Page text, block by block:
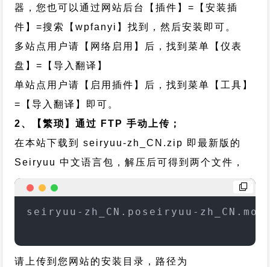
器，您也可以通过网站后台【插件】=【安装插
件】=搜索【wpfanyi】找到，然后安装即可。
多站点用户请【网络启用】后，找到菜单【仪表
盘】=【导入翻译】
单站点用户请【启用插件】后，找到菜单【工具】
=【导入翻译】即可。
2、【繁琐】通过 FTP 手动上传；
在本站下载到seiryuu-zh_CN.zip 即最新版的
Seiryuu 中文语言包，解压后可得到两个文件，
seiryuu-zh_CN.poseiryuu-zh_CN.mo
请上传到您网站的安装目录，路径为